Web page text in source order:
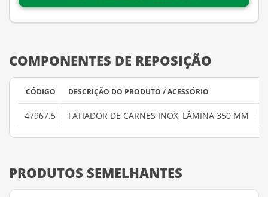
COMPONENTES DE REPOSIÇÃO
CÓDIGO DESCRIÇÃO DO PRODUTO / ACESSÓRIO
47967.5 FATIADOR DE CARNES INOX, LÂMINA 350 MM
PRODUTOS SEMELHANTES